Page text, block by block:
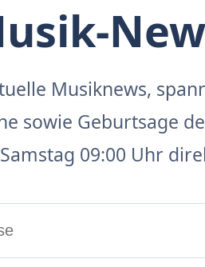
Musiknews,
sowie Geburtsage
Samstag 09:00 Uhr